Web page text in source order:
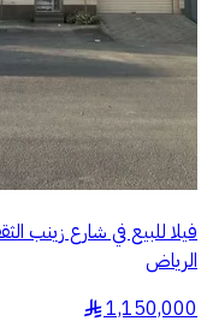
فيلا للبيع في شارع زينب
الرياض
1,150,000
§